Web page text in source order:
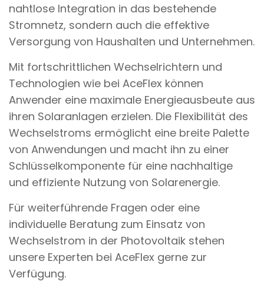
nahtlose Integration in das bestehende
Stromnetz, sondern auch die effektive
Versorgung von Haushalten und Unternehmen.
Mit fortschrittlichen Wechselrichtern und
Technologien wie bei AceFlex können
Anwender eine maximale Energieausbeute aus
ihren Solaranlagen erzielen. Die Flexibilität des
Wechselstroms ermöglicht eine breite Palette
von Anwendungen und macht ihn zu einer
Schlüsselkomponente für eine nachhaltige
und effiziente Nutzung von Solarenergie.
Für weiterführende Fragen oder eine
individuelle Beratung zum Einsatz von
Wechselstrom in der Photovoltaik stehen
unsere Experten bei AceFlex gerne zur
Verfügung.